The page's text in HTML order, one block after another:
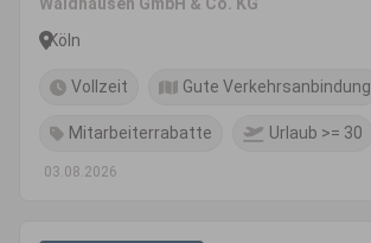
Köln
Vollzeit Gute Verkehrsanbindung
Mitarbeiterrabatte Urlaub >= 30
03.08.2026